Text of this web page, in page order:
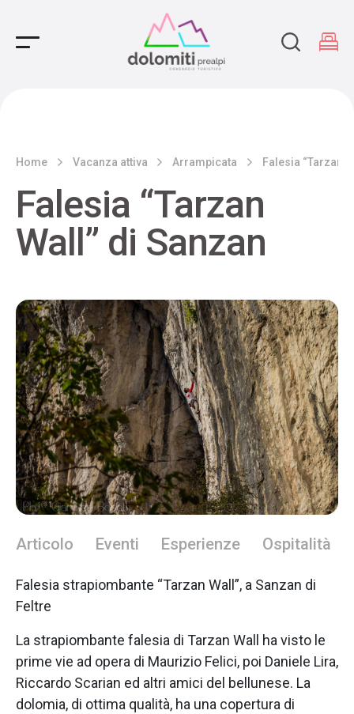
Main Navigation
Home Vacanza attiva Arrampicata Falesia “Tarzan
Falesia “Tarzan
Wall” di Sanzan
Articolo Eventi Esperienze Ospitalità
Falesia strapiombante “Tarzan Wall”, a Sanzan di
Feltre
La strapiombante falesia di Tarzan Wall ha visto le
prime vie ad opera di Maurizio Felici, poi Daniele Lira,
Riccardo Scarian ed altri amici del bellunese. La
dolomia, di ottima qualità, ha una copertura di